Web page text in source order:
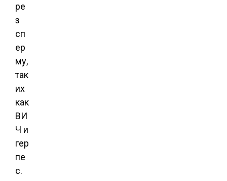
ре
з
сп
ер
му,
так
их
как
ВИ
Ч и
гер
пе
с.